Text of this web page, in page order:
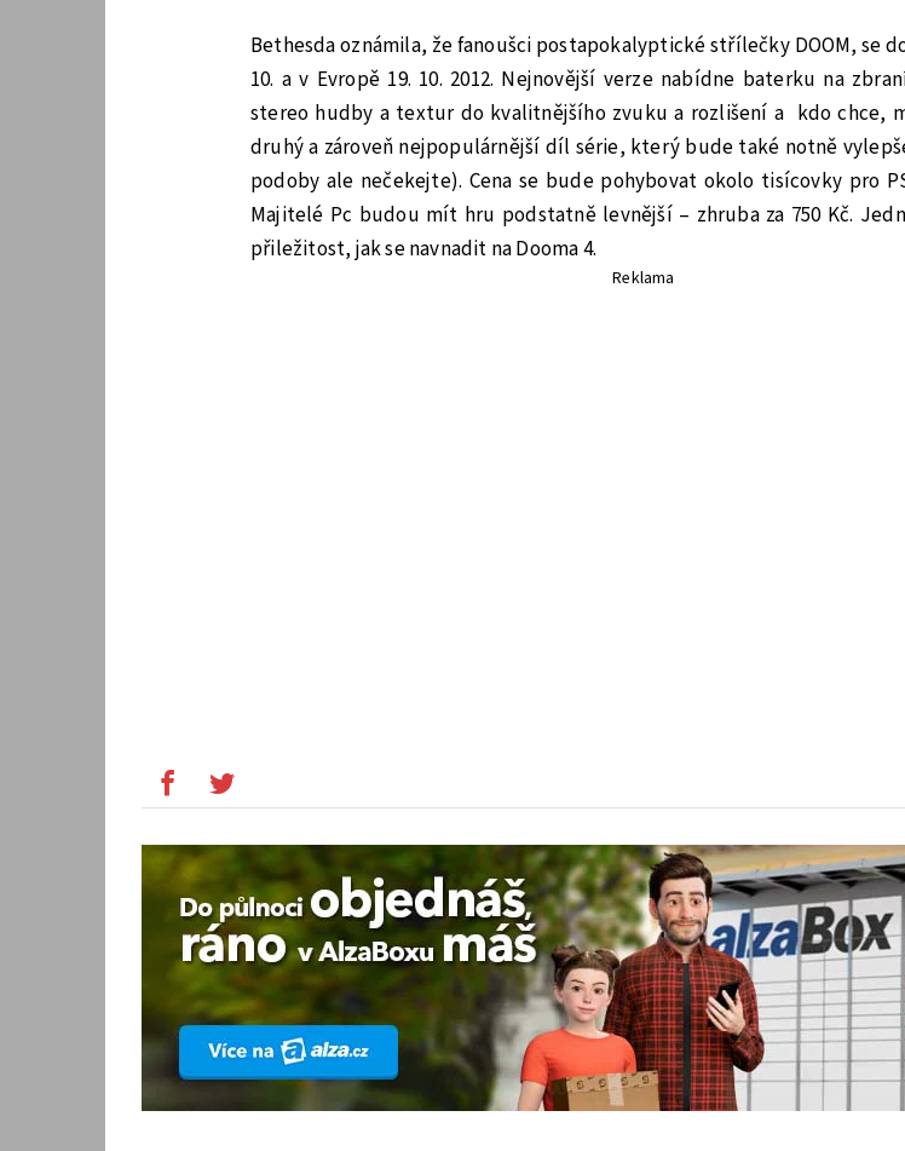
Bethesda oznámila, že fanoušci postapokalyptické střílečky DOOM, se
10. a v Evropě 19. 10. 2012. Nejnovější verze nabídne baterku na
stereo hudby a textur do kvalitnějšího zvuku a rozlišení a kdo chce,
druhý a zároveň nejpopulárnější díl série, který bude také notně
podoby ale nečekejte). Cena se bude pohybovat okolo tisícovky pro
Majitelé Pc budou mít hru podstatně levnější – zhruba za 750 Kč.
přiležitost, jak se navnadit na Dooma 4.
Reklama